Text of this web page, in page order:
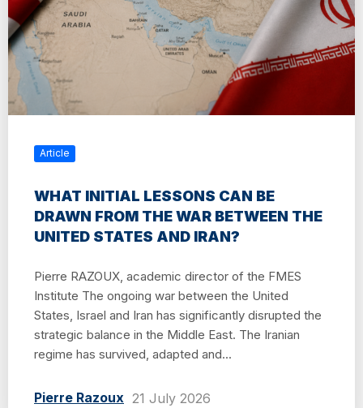
Article
WHAT INITIAL LESSONS CAN BE
DRAWN FROM THE WAR BETWEEN THE
UNITED STATES AND IRAN?
Pierre RAZOUX, academic director of the FMES
Institute The ongoing war between the United
States, Israel and Iran has significantly disrupted the
strategic balance in the Middle East. The Iranian
regime has survived, adapted and...
Pierre Razoux 21 July 2026